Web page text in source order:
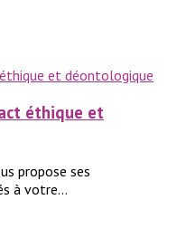
éthique et
propose ses
à votre...